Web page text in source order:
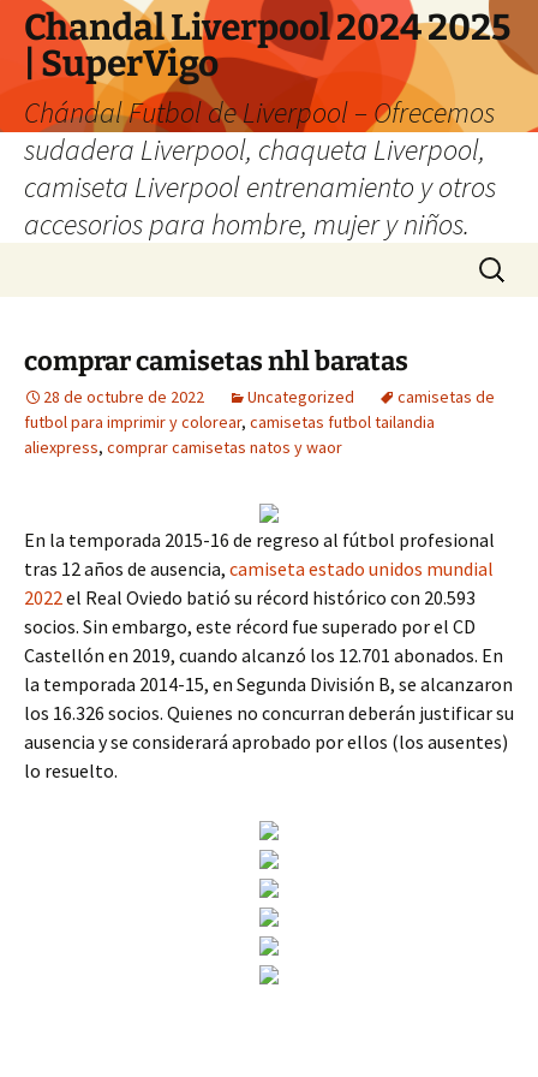
Chandal Liverpool 2024 2025
| SuperVigo
Chándal Futbol de Liverpool – Ofrecemos
sudadera Liverpool, chaqueta Liverpool,
camiseta Liverpool entrenamiento y otros
accesorios para hombre, mujer y niños.
Buscar:
comprar camisetas nhl baratas
28 de octubre de 2022 Uncategorized
camisetas de
futbol para imprimir y colorear, camisetas futbol tailandia
aliexpress, comprar camisetas natos y waor
En la temporada 2015-16 de regreso al fútbol profesional
tras 12 años de ausencia, camiseta estado unidos mundial
2022el Real Oviedo batió su récord histórico con 20.593
socios. Sin embargo, este récord fue superado por el CD
Castellón en 2019, cuando alcanzó los 12.701 abonados. En
la temporada 2014-15, en Segunda División B, se alcanzaron
los 16.326 socios. Quienes no concurran deberán justificar su
ausencia y se considerará aprobado por ellos (los ausentes)
lo resuelto.